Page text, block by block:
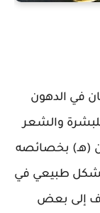
في الدهون
والشعر
(هـ) بخصائصه
بشكل طبيعي في
إلى بعض